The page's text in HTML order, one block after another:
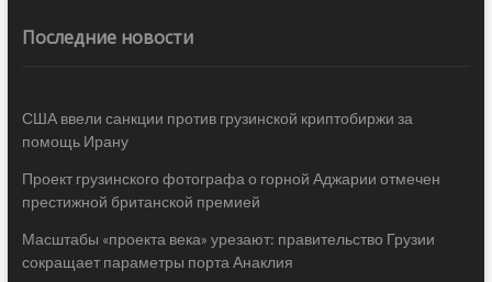
Последние новости
США ввели санкции против грузинской криптобиржи за
помощь Ирану
Проект грузинского фотографа о горной Аджарии отмечен
престижной британской премией
Масштабы «проекта века» урезают: правительство Грузии
сокращает параметры порта Анаклия